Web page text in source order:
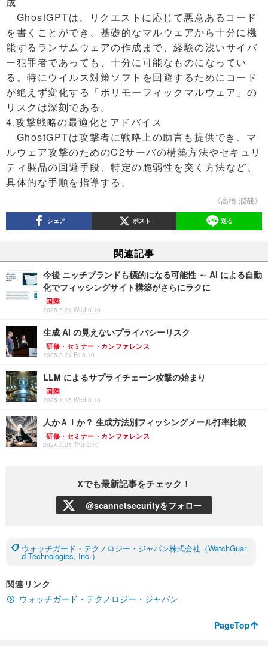
GhostGPTは、リクエストに応じて悪意あるコード
を書くことができ、基礎的なマルウェアから十分に機
能するランサムウェアの作成まで、経験の浅いサイバ
ー犯罪者であっても、十分に可能なものになってい
る。特にウイルス対策ソフトを回避するためにコード
が絶えず変化する「ポリモーフィックマルウェア」の
リスクは深刻である。
4.攻撃戦略の最適化とアドバイス
GhostGPTは攻撃者に戦略上の助言も提供でき、マ
ルウェア攻撃のためのC2サーバの構築方法やセキュリ
ティ製品の回避手段、特定の脆弱性を突く方法など、
具体的な手順を指導する。
《高橋 潤哉》
シェア ポスト 送る
関連記事
今後 ニッチブランドも標的になる可能性 ～ AI による自動
化でフィッシングサイト構築がさらにラクに
国際
2025.5.21 Wed 8:10
生成 AI の見えないプライバシーリスク
研修・セミナー・カンファレンス
2025.3.21 Fri 8:10
LLM によるサプライチェーン攻撃の始まり
国際
2025.1.15 Wed 8:10
人かＡＩか？ 生成方法別フィッシングメール打率比較
研修・セミナー・カンファレンス
2024.3.21 Thu 8:10
Xでも最新記事をチェック！
@scannetsecurityをフォロー
ウォッチガード・テクノロジー・ジャパン株式会社（WatchGuar
d Technologies, Inc.）
関連リンク
ウォッチガード・テクノロジー・ジャパン
PageTop